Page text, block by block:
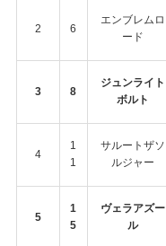
2 6
エンブレムロ
ード
3 8
ジュンライト
ボルト
4
1
1
サルートザソ
ルジャー
5
1
5
ヴェラアズー
ル